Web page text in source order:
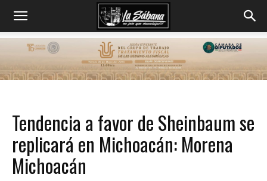
Tendencia a favor de Sheinbaum se
replicará en Michoacán: Morena
Michoacán